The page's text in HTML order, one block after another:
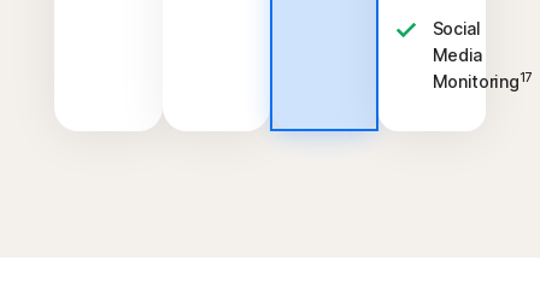
Social
Media
Monitoring17